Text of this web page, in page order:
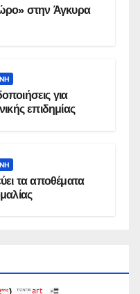
στην Άγκυρα
για
επιδημίας
τα αποθέματα